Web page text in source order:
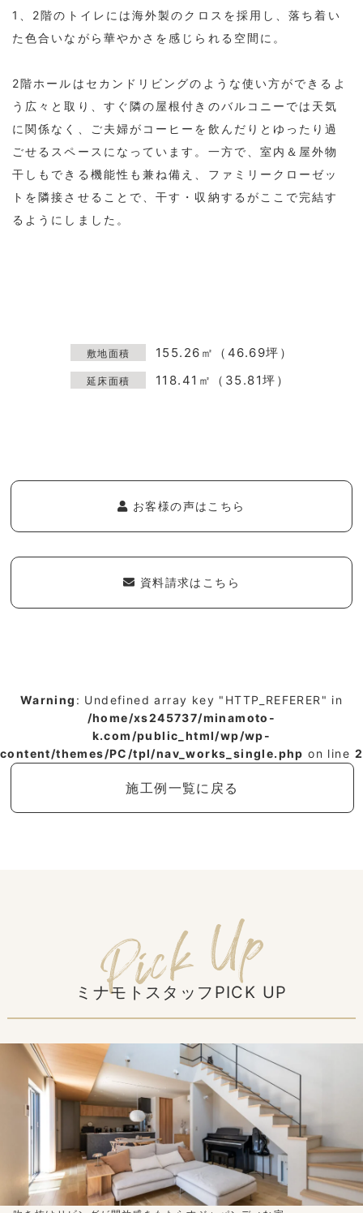
1、2階のトイレには海外製のクロスを採用し、落ち着い
た色合いながら華やかさを感じられる空間に。
2階ホールはセカンドリビングのような使い方ができるよ
う広々と取り、すぐ隣の屋根付きのバルコニーでは天気
に関係なく、ご夫婦がコーヒーを飲んだりとゆったり過
ごせるスペースになっています。一方で、室内＆屋外物
干しもできる機能性も兼ね備え、ファミリークローゼッ
トを隣接させることで、干す・収納するがここで完結す
るようにしました。
敷地面積 155.26㎡（46.69坪）
延床面積 118.41㎡（35.81坪）
お客様の声はこちら
資料請求はこちら
Warning : Undefined array key "HTTP_REFERER" in
/home/xs245737/minamoto-
k.com/public_html/wp/wp-
content/themes/PC/tpl/nav_works_single.php on line 2
施工例一覧に戻る
ミナモトスタッフPICK UP